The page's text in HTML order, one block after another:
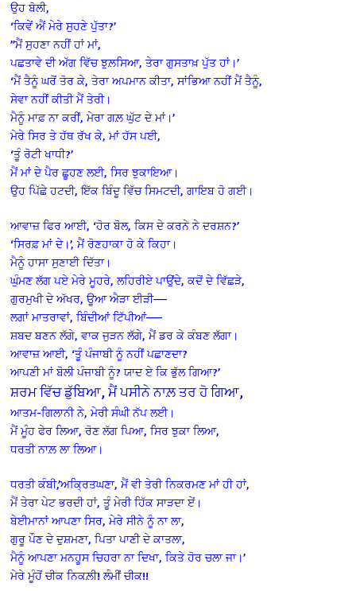
ਉਹ ਬੋਲੀ,
‘ਕਿਵੇਂ ਐਂ ਮੇਰੇ ਸੁਹਣੇ ਪੁੱਤਾ?’
”ਮੈਂ ਸੁਹਣਾ ਨਹੀਂ ਹਾਂ ਮਾਂ,
ਪਛਤਾਵੇ ਦੀ ਅੱਗ ਵਿੱਚ ਝੁਲ਼ਸਿਆ, ਤੇਰਾ ਗੁਸਤਾਖ਼ ਪੁੱਤ ਹਾਂ।’
‘ਮੈਂ ਤੈਨੂੰ ਘਰੋਂ ਤੋਰ ਕੇ, ਤੇਰਾ ਅਪਮਾਨ ਕੀਤਾ, ਸਾਂਭਿਆ ਨਹੀਂ ਮੈਂ ਤੈਨੂੰ,
ਸੇਵਾ ਨਹੀਂ ਕੀਤੀ ਮੈਂ ਤੇਰੀ।
ਮੈਨੂੰ ਮਾਫ਼ ਨਾ ਕਰੀਂ, ਮੇਰਾ ਗਲ਼ ਘੁੱਟ ਦੇ ਮਾਂ।’
ਮੇਰੇ ਸਿਰ ਤੇ ਹੱਥ ਰੱਖ ਕੇ, ਮਾਂ ਹੱਸ ਪਈ,
‘ਤੂੰ ਰੋਟੀ ਖਾਧੀ?’
ਮੈਂ ਮਾਂ ਦੇ ਪੈਰ ਛੂਹਣ ਲਈ, ਸਿਰ ਝੁਕਾਇਆ।
ਉਹ ਪਿੱਛੇ ਹਟਦੀ, ਇੱਕ ਬਿੰਦੂ ਵਿੱਚ ਸਿਮਟਦੀ, ਗਾਇਬ ਹੋ ਗਈ।
ਆਵਾਜ਼ ਫਿਰ ਆਈ, ‘ਹੋਰ ਬੋਲ, ਕਿਸ ਦੇ ਕਰਨੇ ਨੇ ਦਰਸ਼ਨ?’
‘ਸਿਰਫ਼ ਮਾਂ ਦੇ।’, ਮੈਂ ਰੋਣਹਾਕਾ ਹੋ ਕੇ ਕਿਹਾ।
ਮੈਨੂੰ ਹਾਸਾ ਸੁਣਾਈ ਦਿੱਤਾ।
ਘੁੰਮਣ ਲੱਗ ਪਏ ਮੇਰੇ ਮੂਹਰੇ, ਲਹਿਰੀਏ ਪਾਉਂਦੇ, ਕਦੋਂ ਦੇ ਵਿੱਛੜੇ,
ਗੁਰਮੁਖੀ ਦੇ ਅੱਖਰ, ਊਆ ਐੜਾ ਈੜੀ—–
ਲਗਾਂ ਮਾਤਰਾਵਾਂ, ਬਿੰਦੀਆਂ ਟਿੱਪੀਆਂ——
ਸ਼ਬਦ ਬਣਨ ਲੱਗੇ, ਵਾਕ ਜੁੜਨ ਲੱਗੇ, ਮੈਂ ਡਰ ਕੇ ਕੰਬਣ ਲੱਗਾ।
ਆਵਾਜ਼ ਆਈ, ‘ਤੂੰ ਪੰਜਾਬੀ ਨੂੰ ਨਹੀਂ ਪਛਾਣਦਾ?
ਆਪਣੀ ਮਾਂ ਬੋਲੀ ਪੰਜਾਬੀ ਨੂੰ? ਯਾਦ ਏ ਕਿ ਭੁੱਲ ਗਿਆ?’
ਸ਼ਰਮ ਵਿੱਚ ਡੁੱਬਿਆ, ਮੈਂ ਪਸੀਨੇ ਨਾਲ਼ ਤਰ ਹੋ ਗਿਆ,
ਆਤਮ-ਗਿਲਾਨੀ ਨੇ, ਮੇਰੀ ਸੰਘੀ ਨੱਪ ਲਈ।
ਮੈਂ ਮੂੰਹ ਫੇਰ ਲਿਆ, ਰੋਣ ਲੱਗ ਪਿਆ, ਸਿਰ ਝੁਕਾ ਲਿਆ,
ਧਰਤੀ ਨਾਲ਼ ਲਾ ਲਿਆ।
ਧਰਤੀ ਕੰਬੀ,’ਅਕ੍ਰਿਤਘਣਾ, ਮੈਂ ਵੀ ਤੇਰੀ ਨਿਕਰਮਣ ਮਾਂ ਹੀ ਹਾਂ,
ਮੈਂ ਤੇਰਾ ਪੇਟ ਭਰਦੀ ਹਾਂ, ਤੂੰ ਮੇਰੀ ਹਿੱਕ ਸਾੜਦਾ ਏਂ।
ਬੇਈਮਾਨਾਂ ਆਪਣਾ ਸਿਰ, ਮੇਰੇ ਸੀਨੇ ਨੂੰ ਨਾ ਲਾ,
ਗੁਰੂ ਪੌਣ ਦੇ ਦੁਸ਼ਮਣਾ, ਪਿਤਾ ਪਾਣੀ ਦੇ ਕਾਤਲਾ,
ਮੈਨੂੰ ਆਪਣਾ ਮਨਹੂਸ ਚਿਹਰਾ ਨਾ ਦਿਖਾ, ਕਿਤੇ ਹੋਰ ਚਲਾ ਜਾ।’
ਮੇਰੇ ਮੂੰਹੋਂ ਚੀਕ ਨਿਕਲ਼ੀ! ਲੰਮੀਂ ਚੀਕ!!